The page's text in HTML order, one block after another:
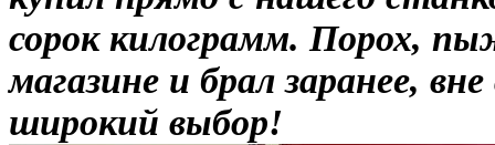
сорок килограмм. Порох,
магазине и брал заранее,
широкий выбор!